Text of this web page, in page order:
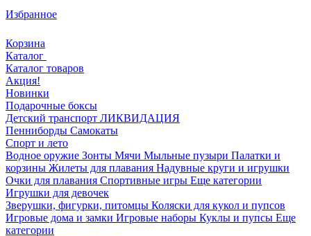
Избранное
Корзина
Каталог
Каталог товаров
Акция!
Новинки
Подарочные боксы
Детский транспорт ЛИКВИДАЦИЯ
Пенниборды Самокаты
Спорт и лето
Водное оружие Зонты Мячи Мыльные пузыри Палатки и
корзины Жилеты для плавания Надувные круги и игрушки
Очки для плавания Спортивные игры Еще категории
Игрушки для девочек
Зверушки, фигурки, питомцы Коляски для кукол и пупсов
Игровые дома и замки Игровые наборы Куклы и пупсы Еще
категории